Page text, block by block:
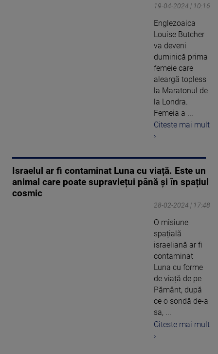
19-04-2024 | 10:16
Englezoaica
Louise Butcher
va deveni
duminică prima
femeie care
aleargă topless
la Maratonul de
la Londra.
Femeia a ...
Citeste mai mult
›
Israelul ar fi contaminat Luna cu viață. Este un
animal care poate supraviețui până și în spațiul
cosmic
28-02-2024 | 17:48
O misiune
spațială
israeliană ar fi
contaminat
Luna cu forme
de viață de pe
Pământ, după
ce o sondă de-a
sa, ...
Citeste mai mult
›